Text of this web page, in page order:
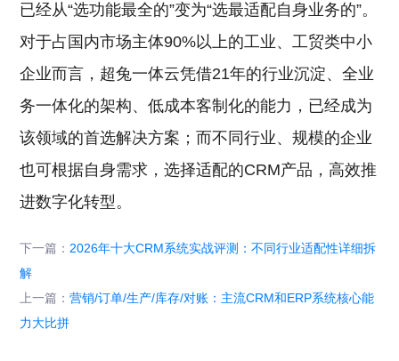
已经从“选功能最全的”变为“选最适配自身业务的”。
对于占国内市场主体90%以上的工业、工贸类中小
企业而言，超兔一体云凭借21年的行业沉淀、全业
务一体化的架构、低成本客制化的能力，已经成为
该领域的首选解决方案；而不同行业、规模的企业
也可根据自身需求，选择适配的CRM产品，高效推
进数字化转型。
下一篇： 2026年十大CRM系统实战评测：不同行业适配性详细拆
解
上一篇：营销/订单/生产/库存/对账：主流CRM和ERP系统核心能
力大比拼